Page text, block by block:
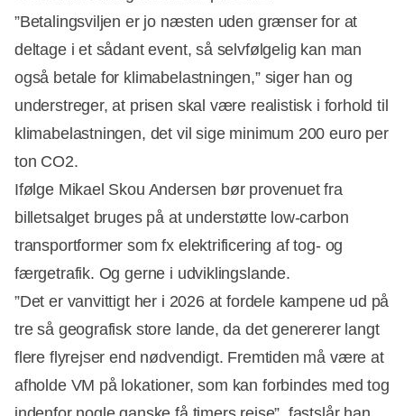
”Betalingsviljen er jo næsten uden grænser for at
deltage i et sådant event, så selvfølgelig kan man
også betale for klimabelastningen,” siger han og
understreger, at prisen skal være realistisk i forhold til
klimabelastningen, det vil sige minimum 200 euro per
ton CO2.
Annonce
Ifølge Mikael Skou Andersen bør provenuet fra
billetsalget bruges på at understøtte low-carbon
transportformer som fx elektrificering af tog- og
færgetrafik. Og gerne i udviklingslande.
”Det er vanvittigt her i 2026 at fordele kampene ud på
tre så geografisk store lande, da det genererer langt
flere flyrejser end nødvendigt. Fremtiden må være at
afholde VM på lokationer, som kan forbindes med tog